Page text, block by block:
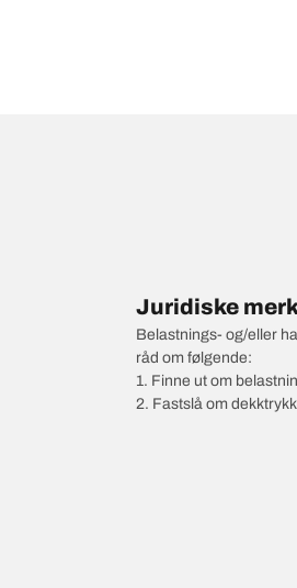
Juridiske
Belastnings- og/eller
råd om følgende:
1. Finne ut om
2. Fastslå om